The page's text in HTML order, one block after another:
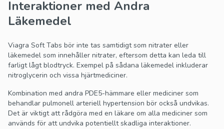
Interaktioner med Andra
Läkemedel
Viagra Soft Tabs bör inte tas samtidigt som nitrater eller
läkemedel som innehåller nitrater, eftersom detta kan leda till
farligt lågt blodtryck. Exempel på sådana läkemedel inkluderar
nitroglycerin och vissa hjärtmediciner.
Kombination med andra PDE5-hämmare eller mediciner som
behandlar pulmonell arteriell hypertension bör också undvikas.
Det är viktigt att rådgöra med en läkare om alla mediciner som
används för att undvika potentiellt skadliga interaktioner.